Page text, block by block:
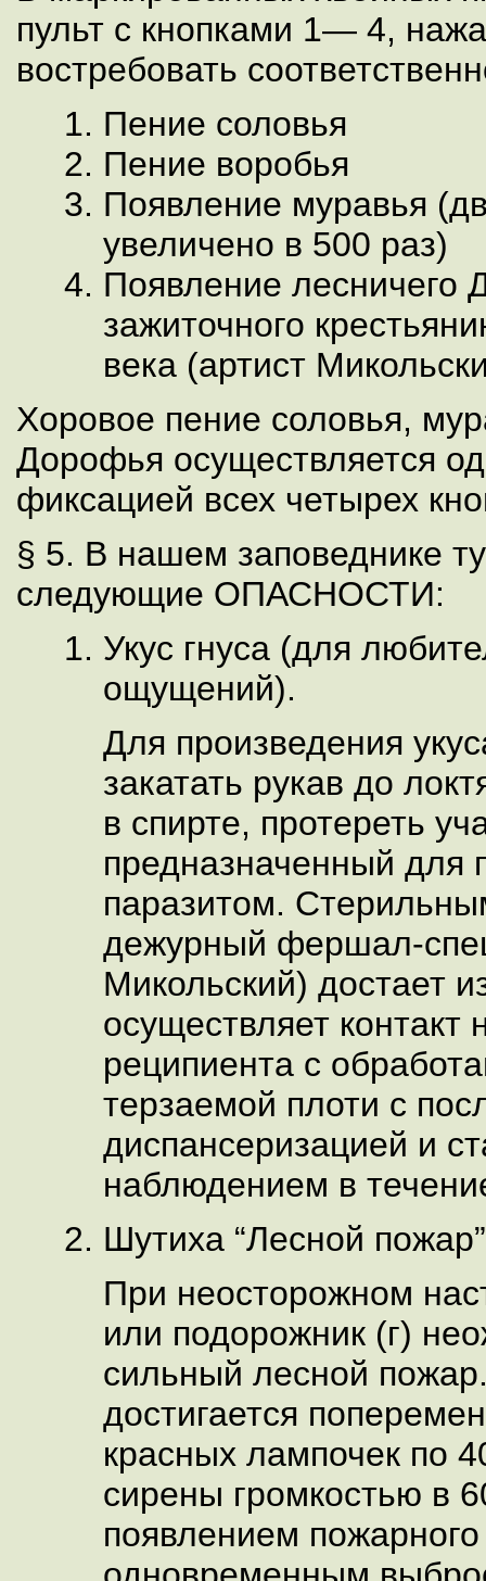
пульт с кнопками 1— 4,
востребовать
Пение соловья
Пение воробья
Появление муравья
увеличено в 500 раз)
Появление лесничего
зажиточного
века (артист
Хоровое пение соловья,
Дорофья осуществляется
фиксацией всех четырех
§ 5. В нашем заповеднике
следующие ОПАСНОСТИ:
Укус гнуса (для
ощущений).
Для произведения
закатать рукав до
в спирте, протереть
предназначенный для
паразитом.
дежурный фершал-
Микольский) достает
осуществляет контакт
реципиента с
терзаемой плоти с
диспансеризацией и
наблюдением в
Шутиха “Лесной
При неосторожном
или подорожник (г)
сильный лесной
достигается
красных лампочек по
сирены громкостью в
появлением пожарного